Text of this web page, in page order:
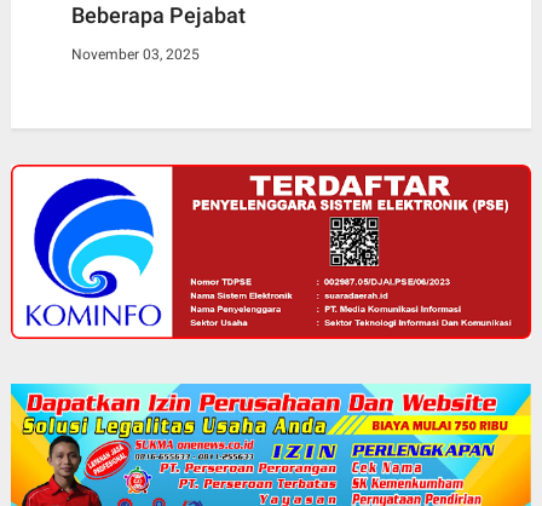
Beberapa Pejabat
November 03, 2025